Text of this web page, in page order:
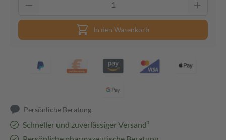
In den Warenkorb
Persönliche Beratung
Schneller und zuverlässiger Versand³